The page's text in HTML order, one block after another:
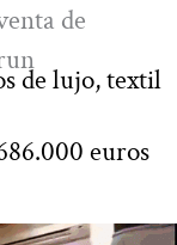
de
de lujo, textil
euros